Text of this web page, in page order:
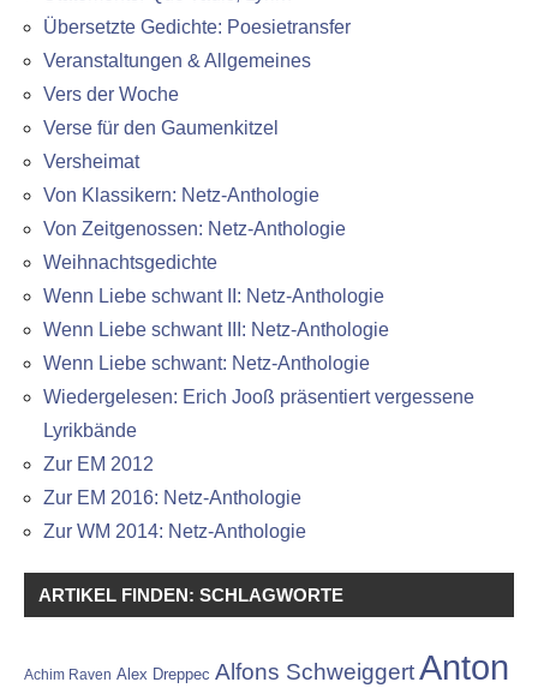
Übersetzte Gedichte: Poesietransfer
Veranstaltungen & Allgemeines
Vers der Woche
Verse für den Gaumenkitzel
Versheimat
Von Klassikern: Netz-Anthologie
Von Zeitgenossen: Netz-Anthologie
Weihnachtsgedichte
Wenn Liebe schwant II: Netz-Anthologie
Wenn Liebe schwant III: Netz-Anthologie
Wenn Liebe schwant: Netz-Anthologie
Wiedergelesen: Erich Jooß präsentiert vergessene
Lyrikbände
Zur EM 2012
Zur EM 2016: Netz-Anthologie
Zur WM 2014: Netz-Anthologie
ARTIKEL FINDEN: SCHLAGWORTE
Achim Raven Alex Dreppec Alfons SchweiggertAnton